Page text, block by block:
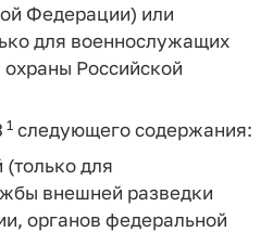
Федерации) или
для военнослужащих
Российской
1 следующего содержания:
для
внешней разведки
органов федеральной